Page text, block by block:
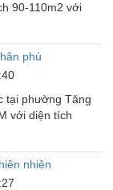
90-110m2 với
phú
tại phường Tăng
với diện tích
nhiên